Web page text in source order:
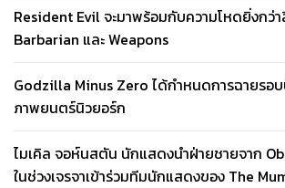
Resident Evil จะมาพร้อมกับความโหดยิ่งกว่
Barbarian และ Weapons
Godzilla Minus Zero ได้กำหนดการฉายรอ
ภาพยนตร์นิวยอร์ก
ไมเคิล จอห์นสตัน นักแสดงนำฝ่ายชายจาก
ในช่วงเจรจาเข้าร่วมทีมนักแสดงของ The